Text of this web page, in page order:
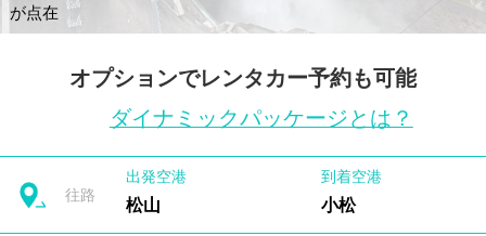
が点在
オプションでレンタカー予約も可能
ダイナミックパッケージとは？
往路
出発空港
松山
到着空港
小松